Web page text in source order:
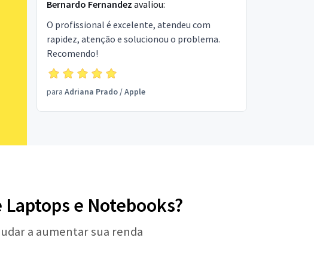
Bernardo Fernandez avaliou:
O profissional é excelente, atendeu com
rapidez, atenção e solucionou o problema.
Recomendo!
para Adriana Prado/Apple
e Notebooks?
a aumentar sua renda